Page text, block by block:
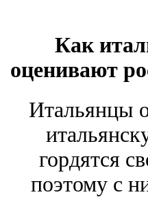
Как
оценивают
Итальянцы
гордятся
поэтому с